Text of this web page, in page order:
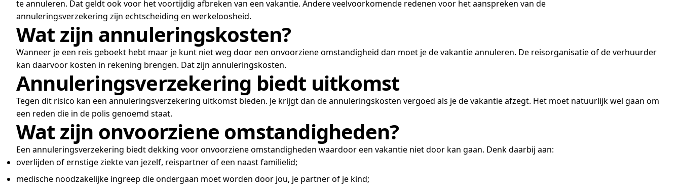
te annuleren. Dat geldt ook voor het voortijdig afbreken van een vakantie. Andere veelvoorkomende redenen voor het aanspreken van de
annuleringsverzekering zijn echtscheiding en werkeloosheid.
Wat zijn annuleringskosten?
Wanneer je een reis geboekt hebt maar je kunt niet weg door een onvoorziene omstandigheid dan moet je de vakantie annuleren. De reisorganisatie of de verhuurder
kan daarvoor kosten in rekening brengen. Dat zijn annuleringskosten.
Annuleringsverzekering biedt uitkomst
Tegen dit risico kan een annuleringsverzekering uitkomst bieden. Je krijgt dan de annuleringskosten vergoed als je de vakantie afzegt. Het moet natuurlijk wel gaan om
een reden die in de polis genoemd staat.
Wat zijn onvoorziene omstandigheden?
Een annuleringsverzekering biedt dekking voor onvoorziene omstandigheden waardoor een vakantie niet door kan gaan. Denk daarbij aan:
overlijden of ernstige ziekte van jezelf, reispartner of een naast familielid;
medische noodzakelijke ingreep die ondergaan moet worden door jou, je partner of je kind;